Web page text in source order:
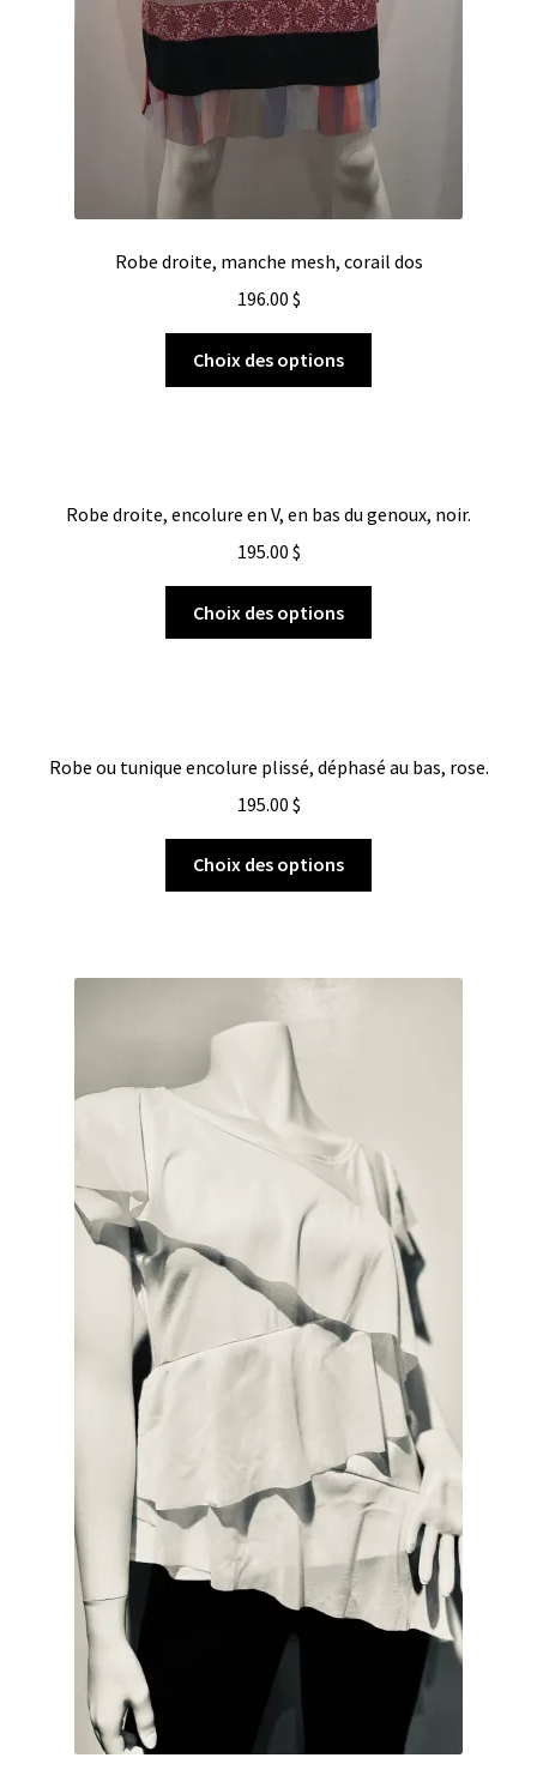
Robe droite, manche mesh, corail dos
196.00 $
Choix des options
Robe droite, encolure en V, en bas du genoux, noir.
195.00 $
Choix des options
Robe ou tunique encolure plissé, déphasé au bas, rose.
195.00 $
Choix des options